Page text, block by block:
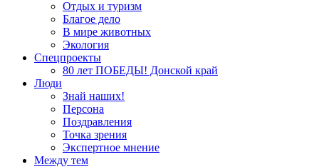
Отдых и туризм
Благое дело
В мире животных
Экология
Спецпроекты
80 лет ПОБЕДЫ! Донской край
Люди
Знай наших!
Персона
Поздравления
Точка зрения
Экспертное мнение
Между тем